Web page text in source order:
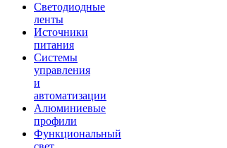
Светодиодные
ленты
Источники
питания
Системы
управления
и
автоматизации
Алюминиевые
профили
Функциональный